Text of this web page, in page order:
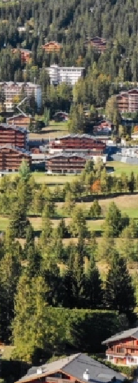
Previous